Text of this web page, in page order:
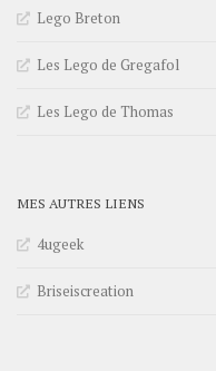
Lego Breton
Les Lego de Gregafol
Les Lego de Thomas
MES AUTRES LIENS
4ugeek
Briseiscreation